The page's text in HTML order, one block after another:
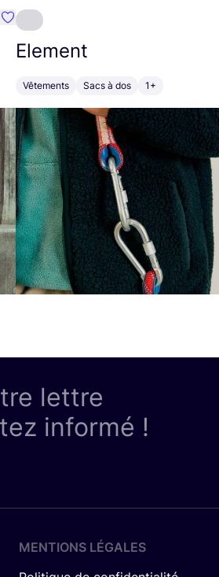
Préféré {nom}
Element
Vêtements Sacs à dos 1+
lettre
informé !
MENTIONS LÉGALES